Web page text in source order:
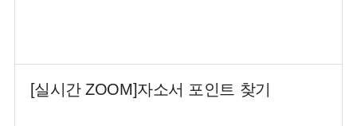
[실시간 ZOOM]자소서 포인트 찾기